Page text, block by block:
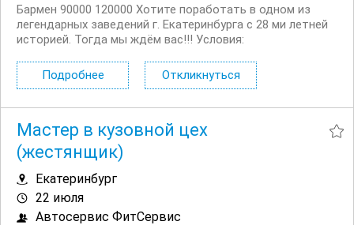
Бармен 90000 120000 Хотите поработать в одном из
легендарных заведений г. Екатеринбурга с 28 ми летней
историей. Тогда мы ждём вас!!! Условия:
работы Стабильная заработная плата 2 раза в месяц
Корпоративное питание Дружный коллектив, готовый
Подробнее Откликнуться
Мастер в кузовной цех
(жестянщик)
Екатеринбург
22 июля
Автосервис ФитСервис